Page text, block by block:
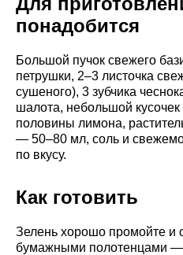
понадобится
Большой пучок свежего
петрушки, 2–3 листочка
сушеного), 3 зубчика
шалота, небольшой кусочек
половины лимона,
— 50–80 мл, соль и
по вкусу.
Как готовить
Зелень хорошо промойте и
бумажными полотенцами —